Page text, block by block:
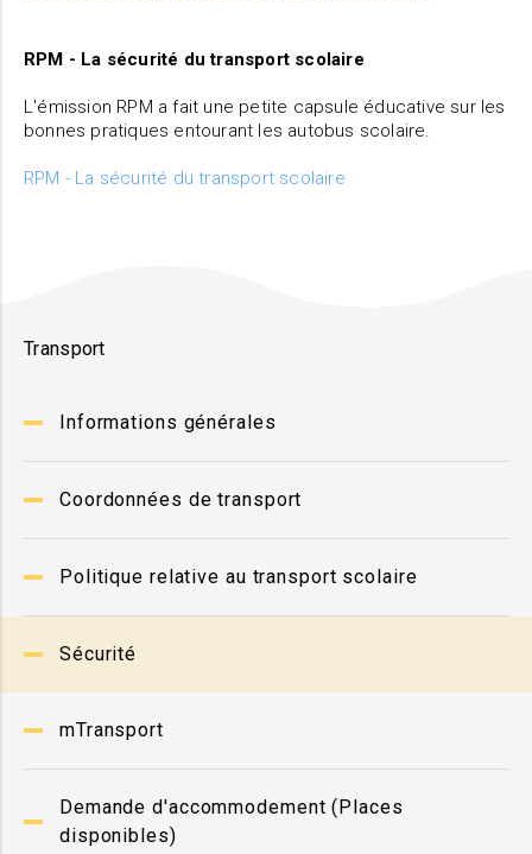
Transport
Informations générales
Coordonnées de transport
Politique relative au transport scolaire
Sécurité
mTransport
Demande d'accommodement (Places
disponibles)
RPM - La sécurité du transport scolaire
L'émission RPM a fait une petite capsule éducative sur les
bonnes pratiques entourant les autobus scolaire.
RPM - La sécurité du transport scolaire